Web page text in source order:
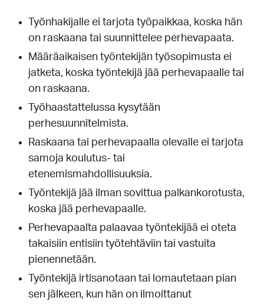
Työnhakijalle ei tarjota työpaikkaa, koska hän
on raskaana tai suunnittelee perhevapaata.
Määräaikaisen työntekijän työsopimusta ei
jatketa, koska työntekijä jää perhevapaalle tai
on raskaana.
Työhaastattelussa kysytään
perhesuunnitelmista.
Raskaana tai perhevapaalla olevalle ei tarjota
samoja koulutus- tai
etenemismahdollisuuksia.
Työntekijä jää ilman sovittua palkankorotusta,
koska jää perhevapaalle.
Perhevapaalta palaavaa työntekijää ei oteta
takaisiin entisiin työtehtäviin tai vastuita
pienennetään.
Työntekijä irtisanotaan tai lomautetaan pian
sen jälkeen, kun hän on ilmoittanut